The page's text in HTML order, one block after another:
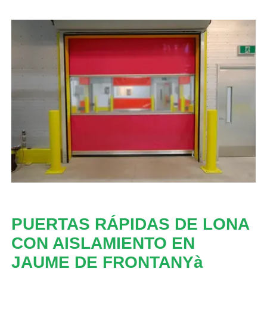
PUERTAS RÁPIDAS DE LONA
CON AISLAMIENTO EN
JAUME DE FRONTANYà